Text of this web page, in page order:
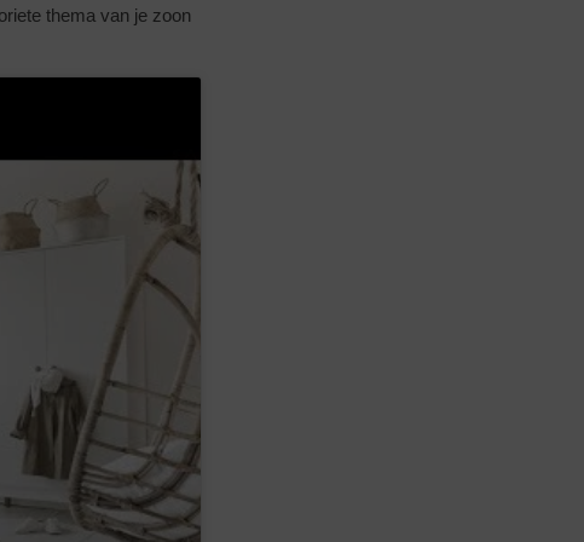
thema van je zoon